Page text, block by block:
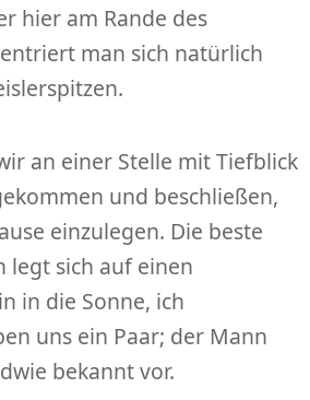
hier am Rande des
man sich natürlich
an einer Stelle mit Tiefblick
und beschließen,
einzulegen. Die beste
legt sich auf einen
in die Sonne, ich
uns ein Paar; der Mann
bekannt vor.